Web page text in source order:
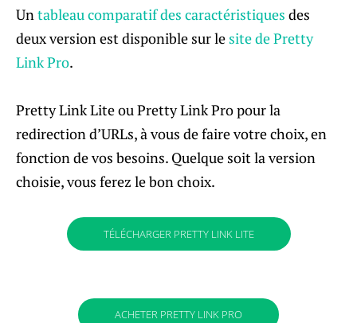
Untableau comparatif des caractéristiques des
deux version est disponible sur le site de Pretty
Link Pro.
Pretty Link Lite ou Pretty Link Pro pour la
redirection d’URLs, à vous de faire votre choix, en
fonction de vos besoins. Quelque soit la version
choisie, vous ferez le bon choix.
TÉLÉCHARGER PRETTY LINK LITE
ACHETER PRETTY LINK PRO